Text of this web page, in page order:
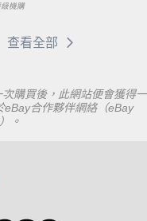
機購
查看全部
購買後，此網站便會獲得一
eBay合作夥伴網絡（eBay
。